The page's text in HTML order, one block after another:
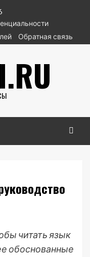
Обратная связь
читать язык
обоснованные